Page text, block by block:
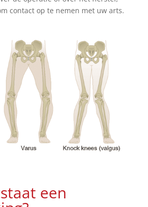
contact op te nemen met uw arts.
een